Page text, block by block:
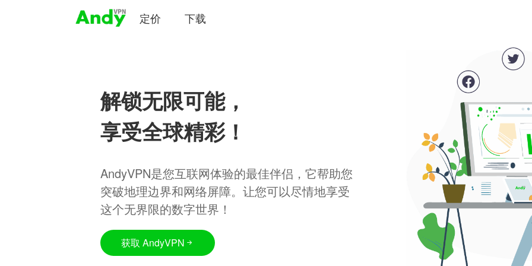
定价 下载
解锁无限可能，
享受全球精彩！
AndyVPN是您互联网体验的最佳伴侣，它帮助您
突破地理边界和网络屏障。让您可以尽情地享受
这个无界限的数字世界！
获取 AndyVPN